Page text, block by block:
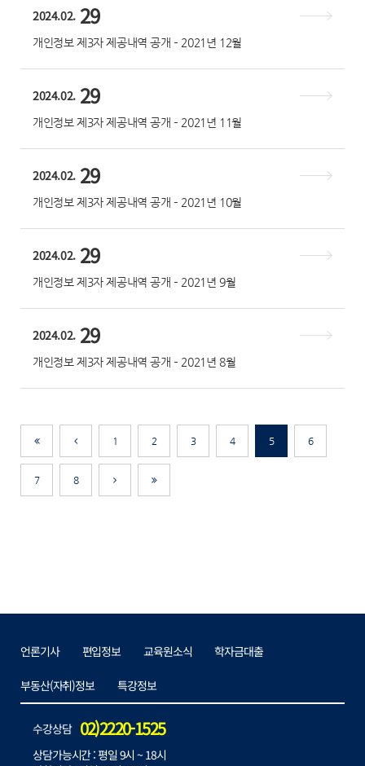
2024.02. 29
개인정보 제3자 제공내역 공개 – 2021년 12월
2024.02. 29
개인정보 제3자 제공내역 공개 – 2021년 11월
2024.02. 29
개인정보 제3자 제공내역 공개 – 2021년 10월
2024.02. 29
개인정보 제3자 제공내역 공개 – 2021년 9월
2024.02. 29
개인정보 제3자 제공내역 공개 – 2021년 8월
제일
이전으로
이전으로 1 2 3 4 5 6
7 8 다음으로 마지막으로
언론기사 편입정보 교육원소식 학자금대출
부동산(자취)정보 특강정보
수강상담 02)2220-1525
상담가능시간 : 평일 9시 ~ 18시